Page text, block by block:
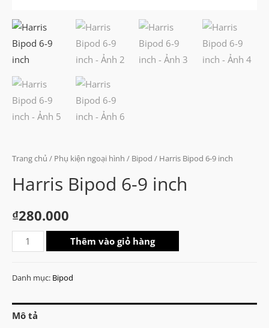
Trang chủ / Phụ kiện ngoại hình / Bipod / Harris Bipod 6-9 inch
Harris Bipod 6-9 inch
₫280.000
Harris
Bipod
inch
số
Thêm vào giỏ hàng
Danh mục: Bipod
Mô tả